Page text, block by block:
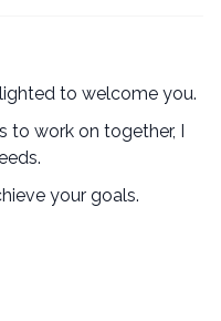
to welcome you.
work on together, I
your goals.